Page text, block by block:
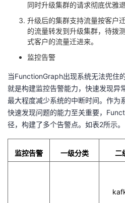
同时升级集群的请求彻底优雅
升级后的集群支持流量按客户
的流量转发到升级集群，待拨
式客户的流量迁进来。
监控告警
当FunctionGraph出现系统无法兜住
就是构建监控告警能力，快速发现异
最大程度减少系统的中断时间。作为
快速发现问题的能力至关重要，
径，构建了多个告警点。如表2所示。
监控告警 一级分类 二